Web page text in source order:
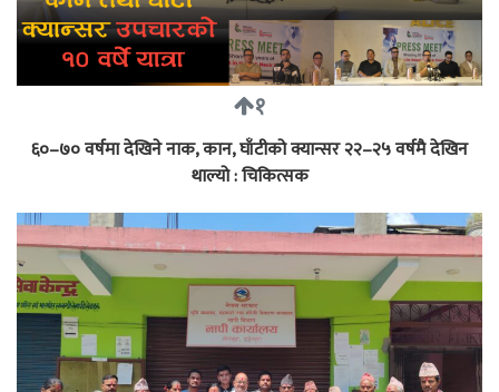
१
६०–७० वर्षमा देखिने नाक, कान, घाँटीको क्यान्सर २२–२५ वर्षमै देखिन
थाल्यो : चिकित्सक